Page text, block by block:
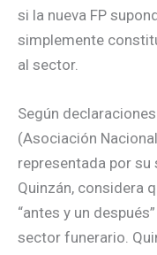
si la nueva FP
simplemente
al sector.
Según
(Asociación
representada por
Quinzán, considera
“antes y un
sector funerario.